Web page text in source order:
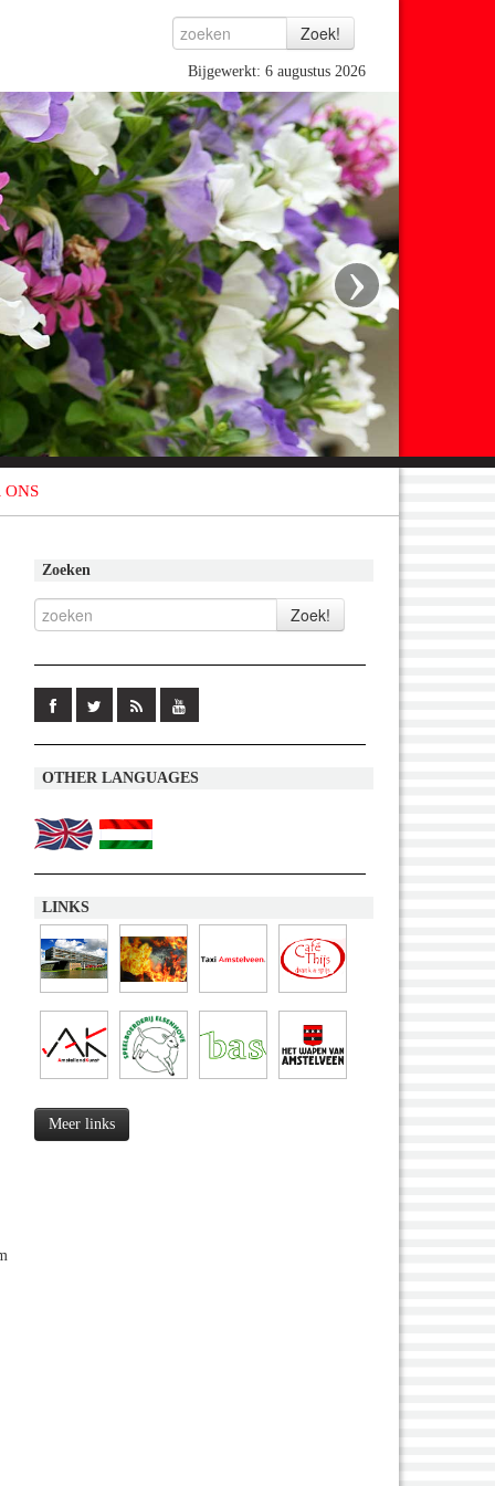
Bijgewerkt: 6 augustus 2026
›
ONS
Zoeken
OTHER LANGUAGES
LINKS
Meer links